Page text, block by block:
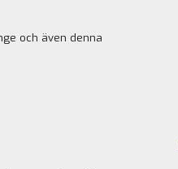
och även denna